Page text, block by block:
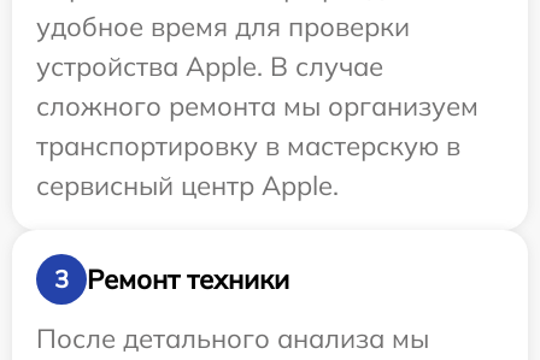
удобное время для проверки
устройства Apple. В случае
сложного ремонта мы организуем
транспортировку в мастерскую в
сервисный центр Apple.
3
Ремонт техники
После детального анализа мы